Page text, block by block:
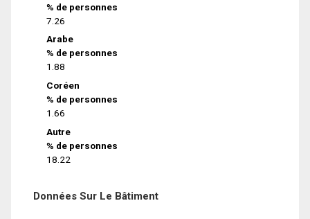
% de personnes
7.26
Arabe
% de personnes
1.88
Coréen
% de personnes
1.66
Autre
% de personnes
18.22
Données Sur Le Bâtiment